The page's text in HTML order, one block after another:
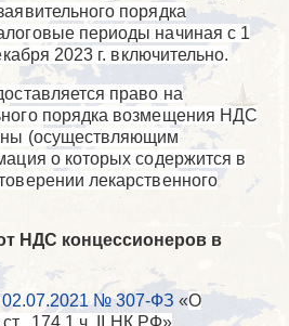
порядка
периоды начиная с 1
2023 г. включительно.
право на
порядка возмещения НДС
(осуществляющим
о которых содержится в
лекарственного
НДС концессионеров в
02.07.2021 № 307-ФЗ «О